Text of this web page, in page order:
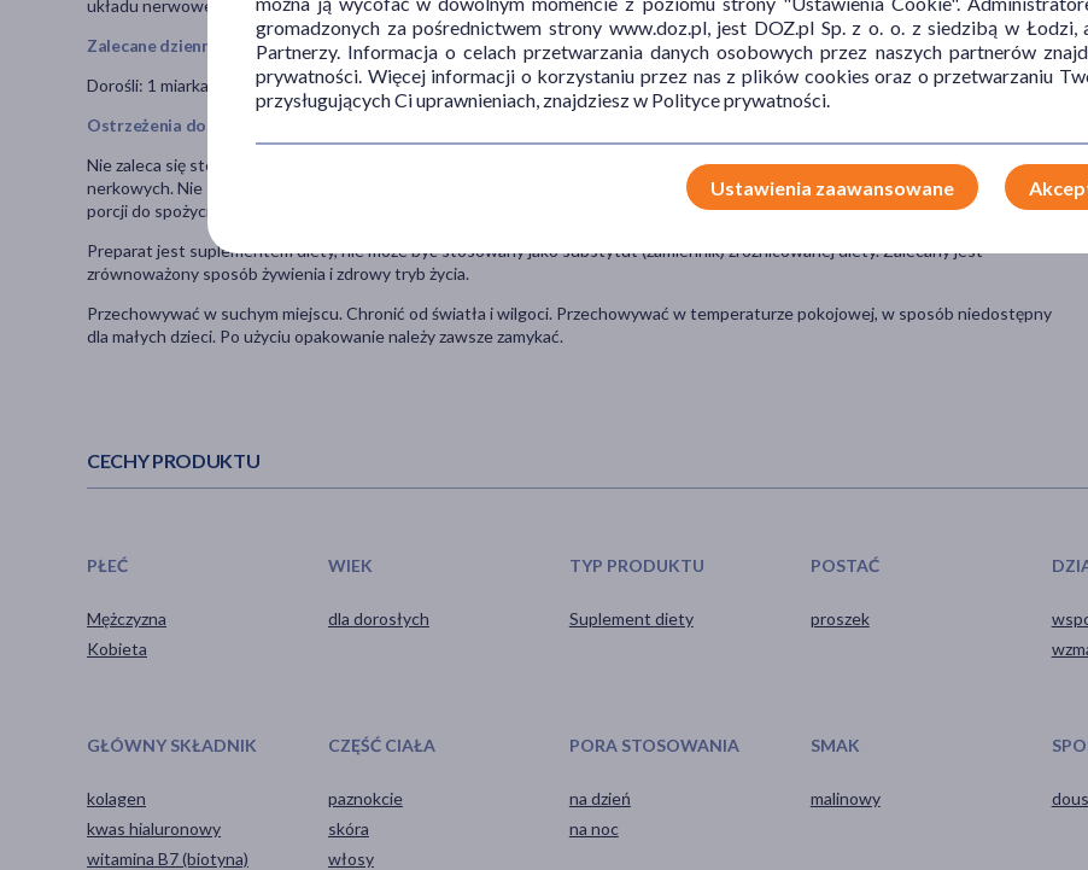
układu nerwowego oraz przyczynia się do utrzymania prawidłowego stanu skóry, włosów i błon śluzowych.
Zalecane dzienne spożycie
Dorośli: 1 miarka (6 g) dziennie. Rozpuścić w 150 - 200 ml ciepłej wody, odstawić do całkowitego rozpuszczenia.
Ostrzeżenia dotyczące bezpieczeństwa
Nie zaleca się stosowania u osób chorujących na kamicę nerkową oraz mających tendencję do tworzenia się kamieni
nerkowych. Nie stosować w przypadku nadwrażliwości na którykolwiek ze składników preparatu. Nie należy przekraczać zalecanej
porcji do spożycia w ciągu dnia.
Preparat jest suplementem diety, nie może być stosowany jako substytut (zamiennik) zróżnicowanej diety. Zalecany jest
zrównoważony sposób żywienia i zdrowy tryb życia.
Przechowywać w suchym miejscu. Chronić od światła i wilgoci. Przechowywać w temperaturze pokojowej, w sposób niedostępny
dla małych dzieci. Po użyciu opakowanie należy zawsze zamykać.
CECHY PRODUKTU
PŁEĆ
Mężczyzna
Kobieta
WIEK
dla dorosłych
TYP PRODUKTU
Suplement diety
POSTAĆ
proszek
GŁÓWNY SKŁADNIK
kolagen
kwas hialuronowy
witamina B7 (biotyna)
CZĘŚĆ CIAŁA
paznokcie
skóra
włosy
PORA STOSOWANIA
na dzień
na noc
SMAK
malinowy
gromadzonych za pośrednictwem strony www.doz.pl, jest DOZ.pl Sp. z o. o. z siedzibą w
Partnerzy. Informacja o celach przetwarzania danych osobowych przez naszych partnerów
prywatności. Więcej informacji o korzystaniu przez nas z plików cookies oraz o przetwarzaniu
przysługujących Ci uprawnieniach, znajdziesz w Polityce prywatności.
Ustawienia zaawansowane